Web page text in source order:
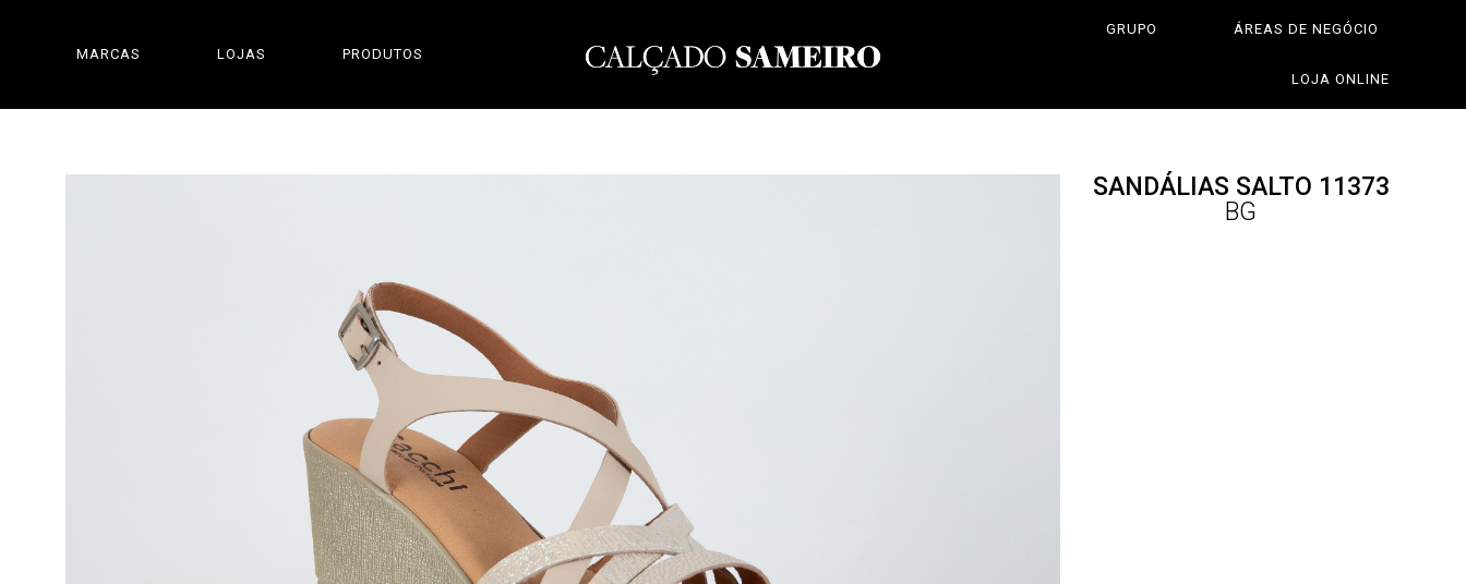
MARCAS LOJAS PRODUTOS
GRUPO ÁREAS DE NEGÓCIO
LOJA ONLINE
SANDÁLIAS SALTO 11373
BG